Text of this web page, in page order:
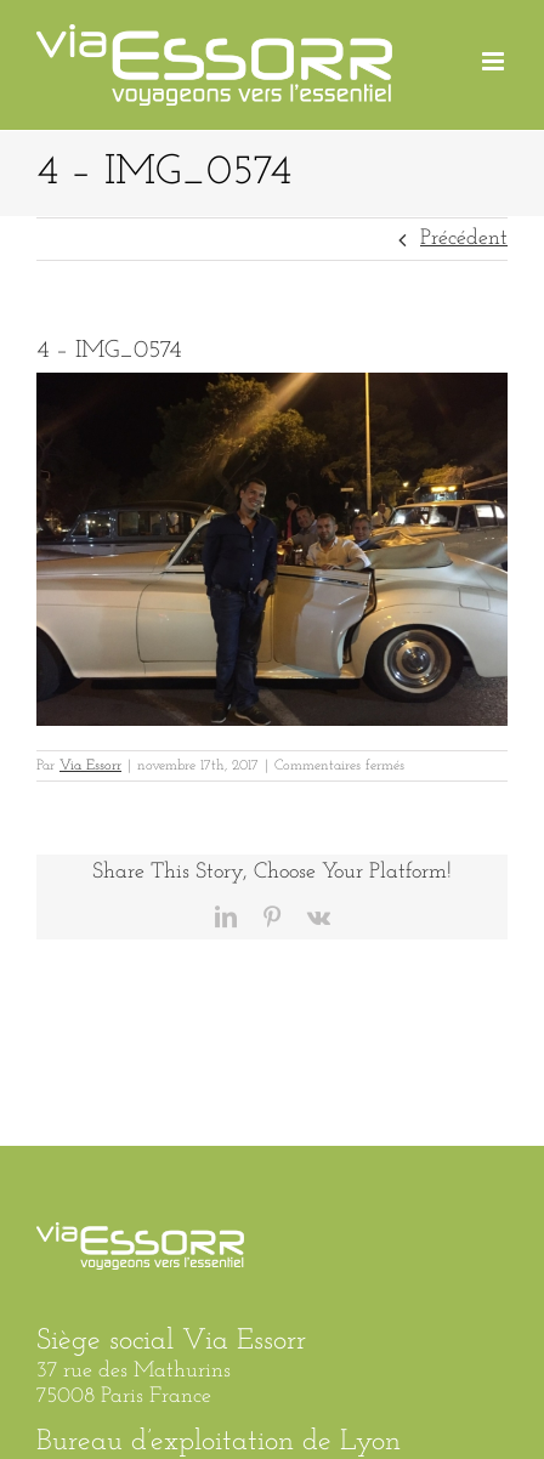
contenu
4 – IMG_0574
Précédent
4 – IMG_0574
Par Via Essorr novembre 17th, 2017 Commentaires ferméssur
4
Share This Story, Choose Your Platform!
LinkedInPinterest
Vk
Siège social Via Essorr
37 rue des Mathurins
75008 Paris France
Bureau d’exploitation de Lyon